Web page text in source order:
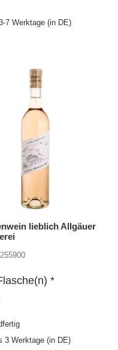
7 Werktage (in DE)
lieblich Allgäuer
*
3 Werktage (in DE)